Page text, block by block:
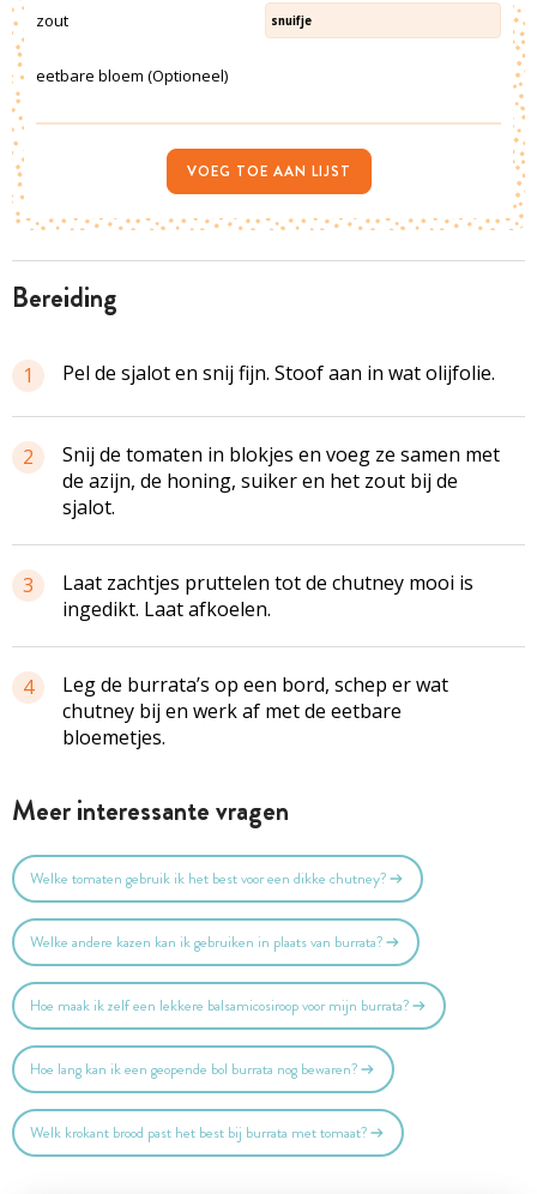
bereiding
1 Pel de sjalot en snij fijn. Stoof aan in wat olijfolie.
2
Snij de tomaten in blokjes en voeg ze samen met
de azijn, de honing, suiker en het zout bij de
sjalot.
3
Laat zachtjes pruttelen tot de chutney mooi is
ingedikt. Laat afkoelen.
4
Leg de burrata’s op een bord, schep er wat
chutney bij en werk af met de eetbare
bloemetjes.
Meer interessante vragen
Welke tomaten gebruik ik het best voor een dikke chutney?
Welke andere kazen kan ik gebruiken in plaats van burrata?
Hoe maak ik zelf een lekkere balsamicosiroop voor mijn burrata?
Hoe lang kan ik een geopende bol burrata nog bewaren?
Welk krokant brood past het best bij burrata met tomaat?
zout snuifje
eetbare bloem (Optioneel)
VOEG TOE AAN LIJST